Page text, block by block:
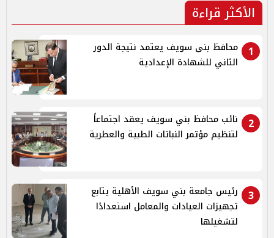
الأكثر قراءة
1
محافظ بنى سويف يعتمد نتيجة الدور
الثاني للشهادة الإعدادية
2
نائب محافظ بني سويف يعقد اجتماعاً
لتنظيم مؤتمر النباتات الطبية والعطرية
3
رئيس جامعة بني سويف الأهلية يتابع
تجهيزات العيادات والمعامل استعدادًا
لتشغيلها